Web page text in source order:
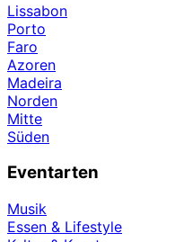
Lissabon
Porto
Faro
Azoren
Madeira
Norden
Mitte
Süden
Eventarten
Musik
Essen & Lifestyle